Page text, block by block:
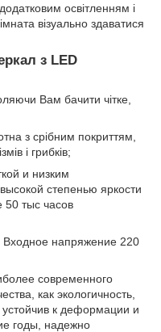
освітленням і
візуально здаватися
з LED
Вам бачити чітке,
з срібним покриттям,
і грибків;
и низким
степенью яркости
тыс часов
Входное напряжение 220
современного
как экологичность,
устойчив к деформации и
годы, надежно